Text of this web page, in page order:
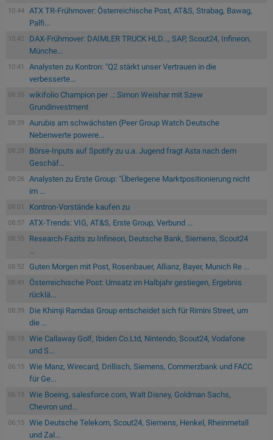
10:44
ATX TR-Frühmover: Österreichische Post, AT&S, Strabag, Bawag,
Palfi...
10:42
DAX-Frühmover: DAIMLER TRUCK HLD..., SAP, Scout24, Infineon,
Münche...
10:41
Analysten zu Kontron: "Q2 stärkt unser Vertrauen in die
verbesserte...
09:55
wikifolio Champion per ..: Simon Weishar mit Szew
Grundinvestment
09:39
Aurubis am schwächsten (Peer Group Watch Deutsche
Nebenwerte powere...
09:28
Börse-Inputs auf Spotify zu u.a. Jugend fragt Asta nach dem
Geschäf...
09:26
Analysten zu Erste Group: "Überlegene Marktpositionierung nicht
im ...
09:01 Kontron-Vorstände kaufen zu
08:57 ATX-Trends: VIG, AT&S, Erste Group, Verbund ...
08:55
Research-Fazits zu Infineon, Deutsche Bank, Siemens, Scout24
...
08:52 Guten Morgen mit Post, Rosenbauer, Allianz, Bayer, Munich Re ...
08:49
Österreichische Post: Umsatz im Halbjahr gestiegen, Ergebnis
rücklä...
08:39
Die Khimji Ramdas Group entscheidet sich für Rimini Street, um
die ...
06:15
Wie Callaway Golf, Ibiden Co.Ltd, Nintendo, Scout24, Vodafone
und S...
06:15
Wie Manz, Wirecard, Drillisch, Siemens, Commerzbank und FACC
für Ge...
06:15
Wie Boeing, salesforce.com, Walt Disney, Goldman Sachs,
Chevron und...
06:15
Wie Deutsche Telekom, Scout24, Siemens, Henkel, Rheinmetall
und Zal...